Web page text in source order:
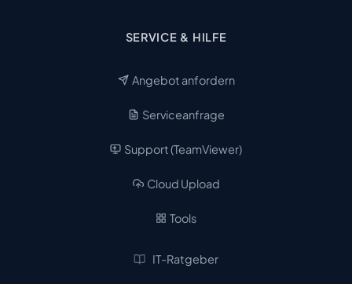
SERVICE & HILFE
Angebot anfordern
Serviceanfrage
Support (TeamViewer)
Cloud Upload
Tools
IT-Ratgeber